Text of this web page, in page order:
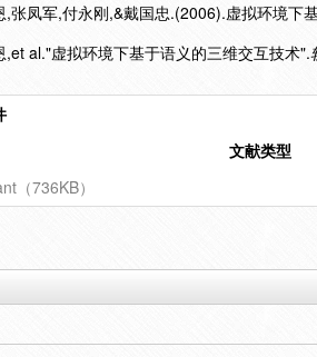
,张凤军,付永刚,&戴国忠.(2006).虚拟环境下
,et al."虚拟环境下基于语义的三维交互技术".
文献类型
（736KB）